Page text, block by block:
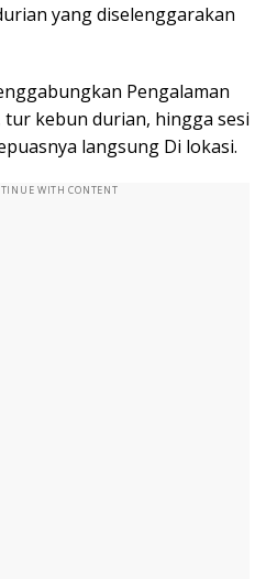
yang diselenggarakan
Pengalaman
kebun durian, hingga sesi
langsung Di lokasi.
WITH CONTENT